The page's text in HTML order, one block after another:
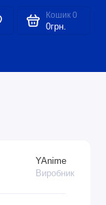
Кошик 0
0грн.
YAnime
Виробник